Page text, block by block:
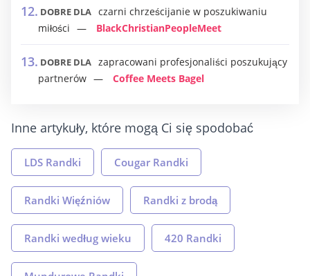
DOBRE DLA czarni chrześcijanie w poszukiwaniu
miłości
BlackChristianPeopleMeet
DOBRE DLA zapracowani profesjonaliści poszukujący
partnerów
Coffee Meets Bagel
Inne artykuły, które mogą Ci się spodobać
LDS Randki Cougar Randki
Randki Więźniów Randki z brodą
Randki według wieku 420 Randki